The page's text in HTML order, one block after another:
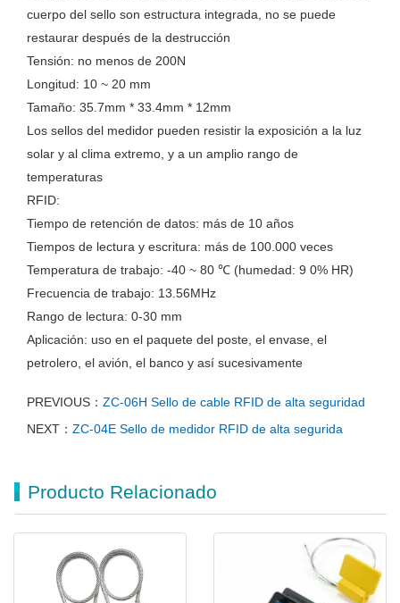
cuerpo del sello son estructura integrada, no se puede
restaurar después de la destrucción
Tensión: no menos de 200N
Longitud: 10 ~ 20 mm
Tamaño: 35.7mm * 33.4mm * 12mm
Los sellos del medidor pueden resistir la exposición a la luz
solar y al clima extremo, y a un amplio rango de
temperaturas
RFID:
Tiempo de retención de datos: más de 10 años
Tiempos de lectura y escritura: más de 100.000 veces
Temperatura de trabajo: -40 ~ 80 ℃ (humedad: 9 0% HR)
Frecuencia de trabajo: 13.56MHz
Rango de lectura: 0-30 mm
Aplicación: uso en el paquete del poste, el envase, el
petrolero, el avión, el banco y así sucesivamente
PREVIOUS： ZC-06H Sello de cable RFID de alta seguridad
NEXT： ZC-04E Sello de medidor RFID de alta segurida
Producto Relacionado